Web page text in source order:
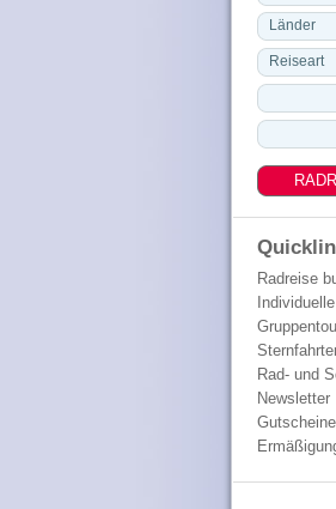
Länder
Reiseart
Radreise
Rad- und
Newsletter
Gutscheine